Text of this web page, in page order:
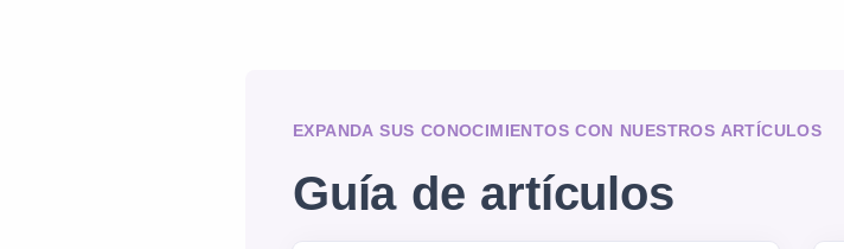
EXPANDA SUS CONOCIMIENTOS CON NUESTROS ARTÍCULOS
Guía de artículos